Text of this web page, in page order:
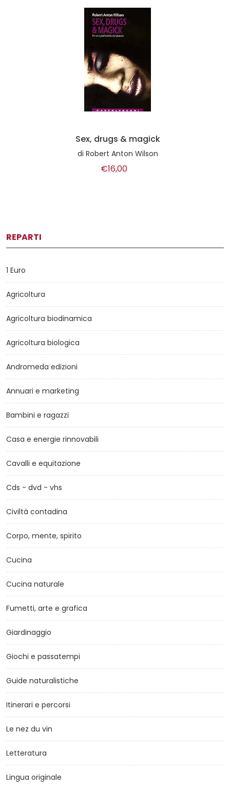
Sex, drugs & magick
diRobert Anton Wilson
€16,00
REPARTI
1 Euro
Agricoltura
Agricoltura biodinamica
Agricoltura biologica
Andromeda edizioni
Annuari e marketing
Bambini e ragazzi
Casa e energie rinnovabili
Cavalli e equitazione
Cds - dvd - vhs
Civiltà contadina
Corpo, mente, spirito
Cucina
Cucina naturale
Fumetti, arte e grafica
Giardinaggio
Giochi e passatempi
Guide naturalistiche
Itinerari e percorsi
Le nez du vin
Letteratura
Lingua originale